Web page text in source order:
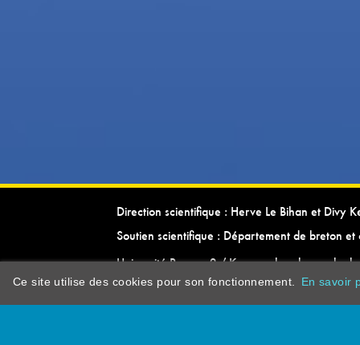
Direction scientifique : Herve Le Bihan et Divy
Soutien scientifique : Département de breton et
Université Rennes 2 / Kevrenn brezhoneg ha
Ce site utilise des cookies pour son fonctionnement. En savoir